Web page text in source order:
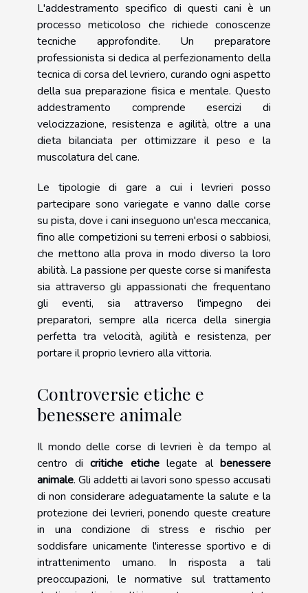
L'addestramento specifico di questi cani è un
processo meticoloso che richiede conoscenze
tecniche approfondite. Un preparatore
professionista si dedica al perfezionamento della
tecnica di corsa del levriero, curando ogni aspetto
della sua preparazione fisica e mentale. Questo
addestramento comprende esercizi di
velocizzazione, resistenza e agilità, oltre a una
dieta bilanciata per ottimizzare il peso e la
muscolatura del cane.
Le tipologie di gare a cui i levrieri posso
partecipare sono variegate e vanno dalle corse
su pista, dove i cani inseguono un'esca meccanica,
fino alle competizioni su terreni erbosi o sabbiosi,
che mettono alla prova in modo diverso la loro
abilità. La passione per queste corse si manifesta
sia attraverso gli appassionati che frequentano
gli eventi, sia attraverso l'impegno dei
preparatori, sempre alla ricerca della sinergia
perfetta tra velocità, agilità e resistenza, per
portare il proprio levriero alla vittoria.
Controversie etiche e
benessere animale
Il mondo delle corse di levrieri è da tempo al
centro di critiche etichelegate al benessere
animale. Gli addetti ai lavori sono spesso accusati
di non considerare adeguatamente la salute e la
protezione dei levrieri, ponendo queste creature
in una condizione di stress e rischio per
soddisfare unicamente l'interesse sportivo e di
intrattenimento umano. In risposta a tali
preoccupazioni, le normative sul trattamento